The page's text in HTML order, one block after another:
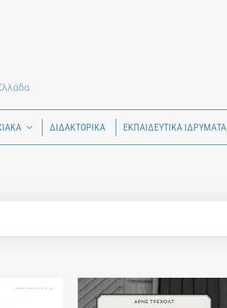
ΔΙΔΑΚΤΟΡΙΚΑ ΕΚΠΑΙΔΕΥΤΙΚΑ ΙΔΡΥΜΑΤΑ